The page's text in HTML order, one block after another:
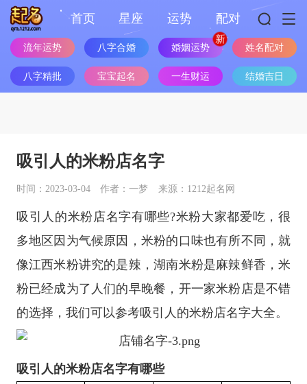
首页 星座 运势 配对
流年运势 八字合婚 婚姻运势 姓名配对
八字精批 宝宝起名 一生财运 结婚吉日
吸引人的米粉店名字
时间：2023-03-04 作者：一梦 来源：1212起名网
吸引人的米粉店名字有哪些?米粉大家都爱吃，很
多地区因为气候原因，米粉的口味也有所不同，就
像江西米粉讲究的是辣，湖南米粉是麻辣鲜香，米
粉已经成为了人们的早晚餐，开一家米粉店是不错
的选择，我们可以参考吸引人的米粉店名字大全。
吸引人的米粉店名字有哪些